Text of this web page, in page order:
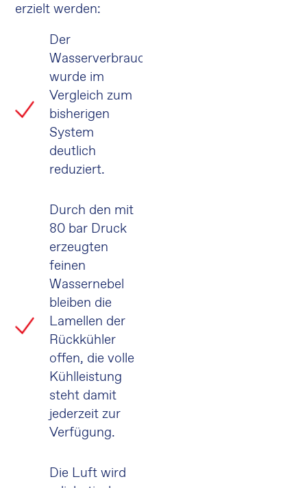
erzielt werden:
Der
Wasserverbrauch
wurde im
Vergleich zum
bisherigen
System
deutlich
reduziert.
Durch den mit
80 bar Druck
erzeugten
feinen
Wassernebel
bleiben die
Lamellen der
Rückkühler
offen, die volle
Kühlleistung
steht damit
jederzeit zur
Verfügung.
Die Luft wird